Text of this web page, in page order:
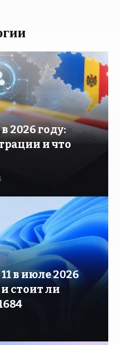
2026 году:
и что
в июле 2026
стоит ли